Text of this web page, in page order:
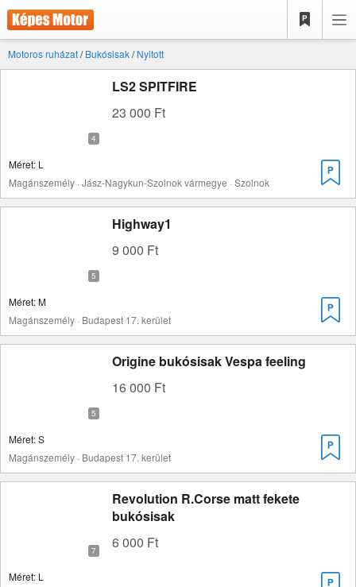
Motoros ruházat/Bukósisak/Nyitott
LS2 SPITFIRE
23 000 Ft
Méret: L
Magánszemély · Jász-Nagykun-Szolnok vármegye · Szolnok
Highway1
9 000 Ft
Méret: M
Magánszemély · Budapest 17. kerület
Origine bukósisak Vespa feeling
16 000 Ft
Méret: S
Magánszemély · Budapest 17. kerület
Revolution R.Corse matt fekete
bukósisak
6 000 Ft
Méret: L